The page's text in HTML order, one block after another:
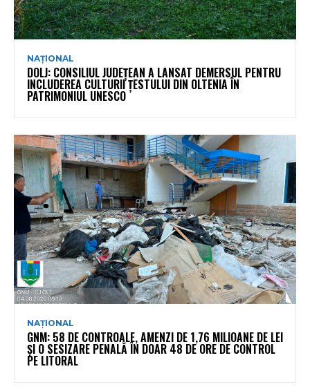
NAȚIONAL
DOLJ: CONSILIUL JUDEȚEAN A LANSAT DEMERSUL PENTRU
INCLUDEREA CULTURII ȚESTULUI DIN OLTENIA ÎN
PATRIMONIUL UNESCO
NAȚIONAL
GNM: 58 DE CONTROALE, AMENZI DE 1,76 MILIOANE DE LEI
ȘI O SESIZARE PENALĂ ÎN DOAR 48 DE ORE DE CONTROL
PE LITORAL